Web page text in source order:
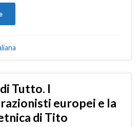
Tutto. I
europei e la
di Tito